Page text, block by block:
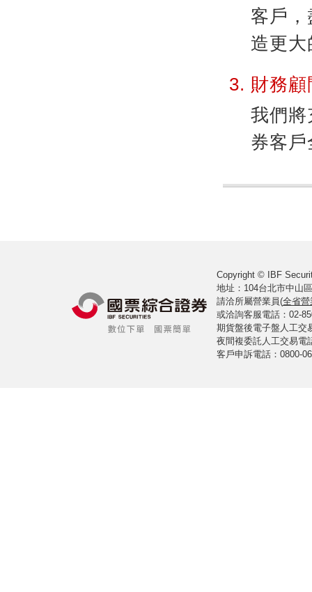
客戶
造更
財務
我們
券客
Copyright © IBF
地址：104台北市中山
請洽所屬營業員(全省營
或洽詢客服電話：02-
期貨盤後電子盤人工交
夜間複委託人工交易電
客戶申訴電話：0800-